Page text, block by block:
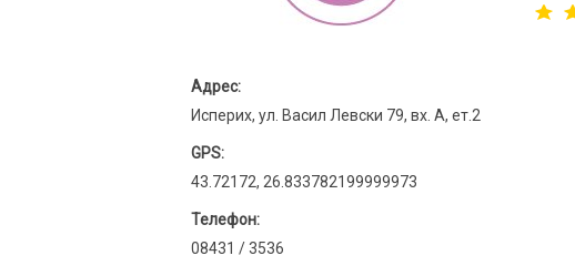
Адрес:
Исперих, ул. Васил Левски 79, вх. А, ет.2
GPS:
43.72172, 26.833782199999973
Телефон:
08431 / 3536